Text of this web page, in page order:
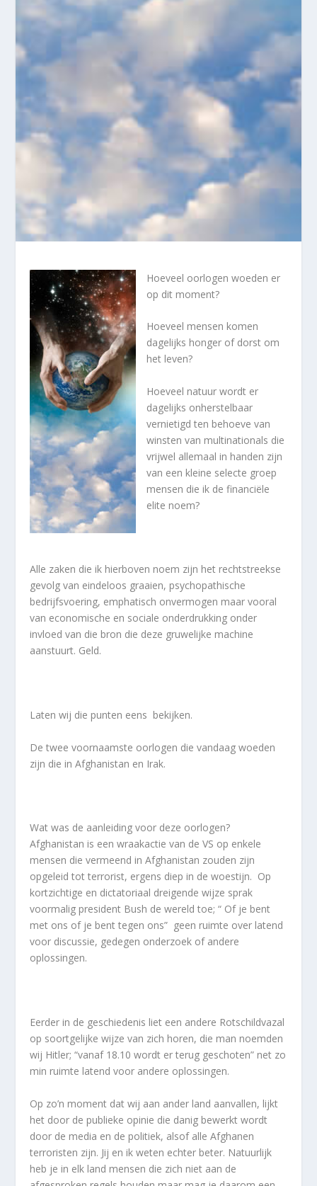
Hoeveel oorlogen woeden er
op dit moment?
Hoeveel mensen komen
dagelijks honger of dorst om
het leven?
Hoeveel natuur wordt er
dagelijks onherstelbaar
vernietigd ten behoeve van
winsten van multinationals die
vrijwel allemaal in handen zijn
van een kleine selecte groep
mensen die ik de financiële
elite noem?
Alle zaken die ik hierboven noem zijn het rechtstreekse
gevolg van eindeloos graaien, psychopathische
bedrijfsvoering, emphatisch onvermogen maar vooral
van economische en sociale onderdrukking onder
invloed van die bron die deze gruwelijke machine
aanstuurt. Geld.
Laten wij die punten eens bekijken.
De twee voornaamste oorlogen die vandaag woeden
zijn die in Afghanistan en Irak.
Wat was de aanleiding voor deze oorlogen?
Afghanistan is een wraakactie van de VS op enkele
mensen die vermeend in Afghanistan zouden zijn
opgeleid tot terrorist, ergens diep in de woestijn. Op
kortzichtige en dictatoriaal dreigende wijze sprak
voormalig president Bush de wereld toe; “ Of je bent
met ons of je bent tegen ons” geen ruimte over latend
voor discussie, gedegen onderzoek of andere
oplossingen.
Eerder in de geschiedenis liet een andere Rotschildvazal
op soortgelijke wijze van zich horen, die man noemden
wij Hitler; “vanaf 18.10 wordt er terug geschoten” net zo
min ruimte latend voor andere oplossingen.
Op zo’n moment dat wij aan ander land aanvallen, lijkt
het door de publieke opinie die danig bewerkt wordt
door de media en de politiek, alsof alle Afghanen
terroristen zijn. Jij en ik weten echter beter. Natuurlijk
heb je in elk land mensen die zich niet aan de